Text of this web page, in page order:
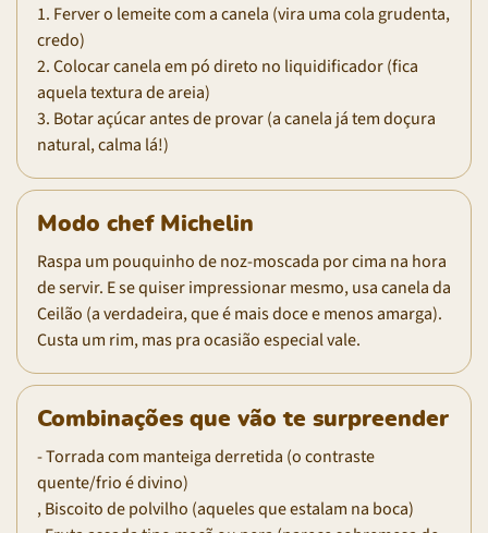
1. Ferver o lemeite com a canela (vira uma cola grudenta,
credo)
2. Colocar canela em pó direto no liquidificador (fica
aquela textura de areia)
3. Botar açúcar antes de provar (a canela já tem doçura
natural, calma lá!)
Modo chef Michelin
Raspa um pouquinho de noz-moscada por cima na hora
de servir. E se quiser impressionar mesmo, usa canela da
Ceilão (a verdadeira, que é mais doce e menos amarga).
Custa um rim, mas pra ocasião especial vale.
Combinações que vão te surpreender
- Torrada com manteiga derretida (o contraste
quente/frio é divino)
, Biscoito de polvilho (aqueles que estalam na boca)